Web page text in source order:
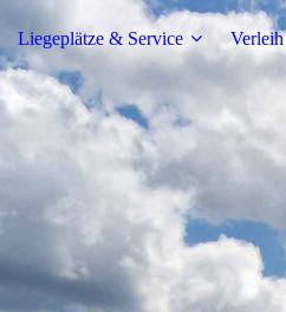
Liegeplätze & Service Verleih